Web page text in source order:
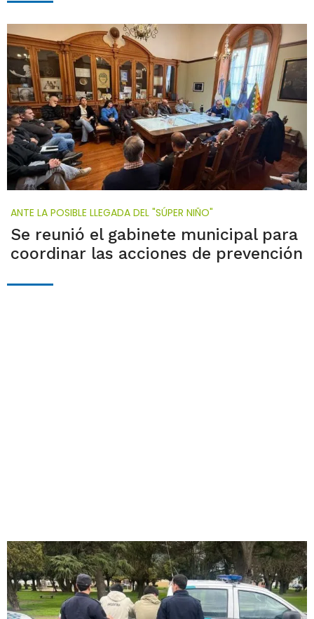
ANTE LA POSIBLE LLEGADA DEL "SÚPER NIÑO"
Se reunió el gabinete municipal para
coordinar las acciones de prevención